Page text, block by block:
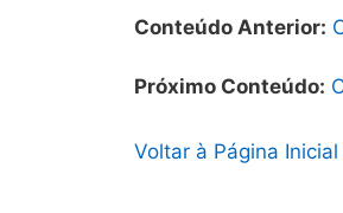
Conteúdo Anterior:
Próximo Conteúdo:
Voltar à Página Inicial